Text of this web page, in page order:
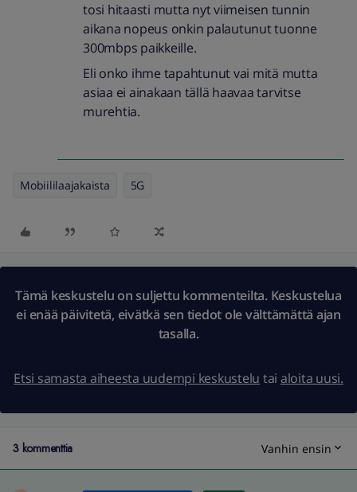
tosi hitaasti mutta nyt viimeisen tunnin
aikana nopeus onkin palautunut tuonne
300mbps paikkeille.
Eli onko ihme tapahtunut vai mitä mutta
asiaa ei ainakaan tällä haavaa tarvitse
murehtia.
Mobiililaajakaista 5G
Tämä keskustelu on suljettu kommenteilta. Keskustelua
ei enää päivitetä, eivätkä sen tiedot ole välttämättä ajan
tasalla.
Etsi samasta aiheesta uudempi keskustelu tai aloita uusi.
3 kommenttia Vanhin ensin